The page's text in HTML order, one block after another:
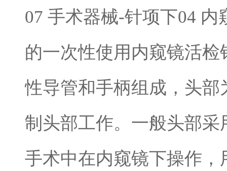
07 手术器械-针项下04 内
的一次性使用内窥镜活检
性导管和手柄组成，头
制头部工作。一般头部
手术中在内窥镜下操作